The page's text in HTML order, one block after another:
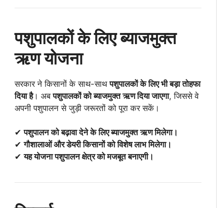
पशुपालकों के लिए ब्याजमुक्त
ऋण योजना
सरकार ने किसानों के साथ-साथपशुपालकों के लिए भी बड़ा तोहफा
दिया है। अबपशुपालकों को ब्याजमुक्त ऋण दिया जाएगा, जिससे वे
अपनी पशुपालन से जुड़ी जरूरतों को पूरा कर सकें।
✔पशुपालन को बढ़ावा देने के लिए ब्याजमुक्त ऋण मिलेगा।
✔गौशालाओं और डेयरी किसानों को विशेष लाभ मिलेगा।
✔यह योजना पशुपालन क्षेत्र को मजबूत बनाएगी।